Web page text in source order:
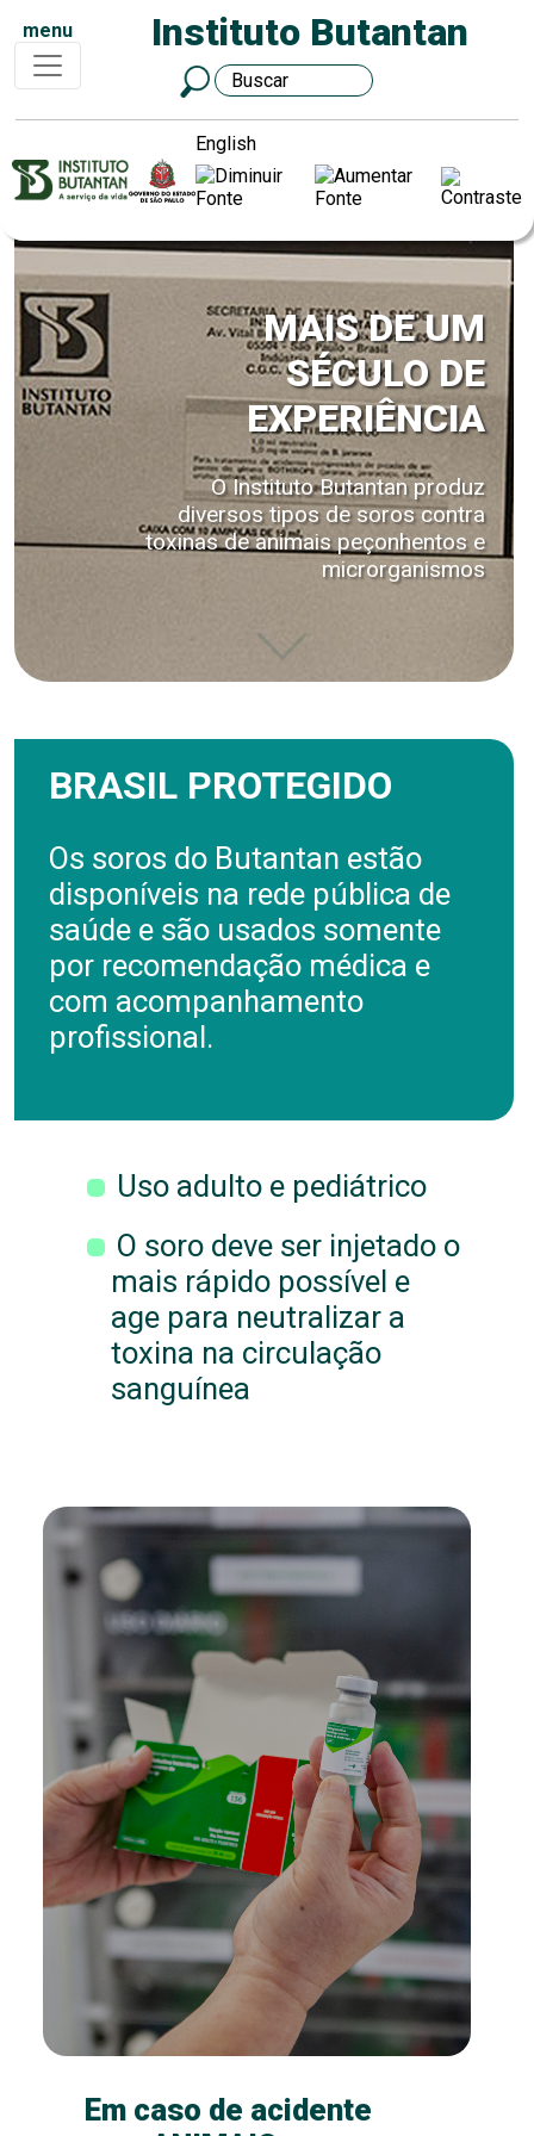
menu Instituto Butantan
English
MAIS DE UM
SÉCULO DE
EXPERIÊNCIA
O Instituto Butantan produz
diversos tipos de soros contra
toxinas de animais peçonhentos e
microrganismos
BRASIL PROTEGIDO
Os soros do Butantan estão
disponíveis na rede pública de
saúde e são usados somente
por recomendação médica e
com acompanhamento
profissional.
Uso adulto e pediátrico
O soro deve ser injetado o
mais rápido possível e
age para neutralizar a
toxina na circulação
sanguínea
Em caso de acidente